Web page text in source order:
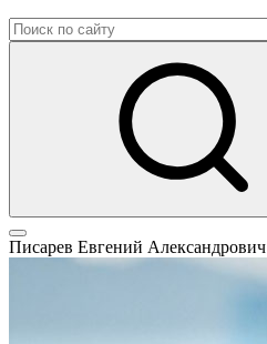
Писарев Евгений Александрович